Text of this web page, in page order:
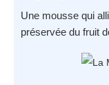
Une mousse qui
préservée du fruit